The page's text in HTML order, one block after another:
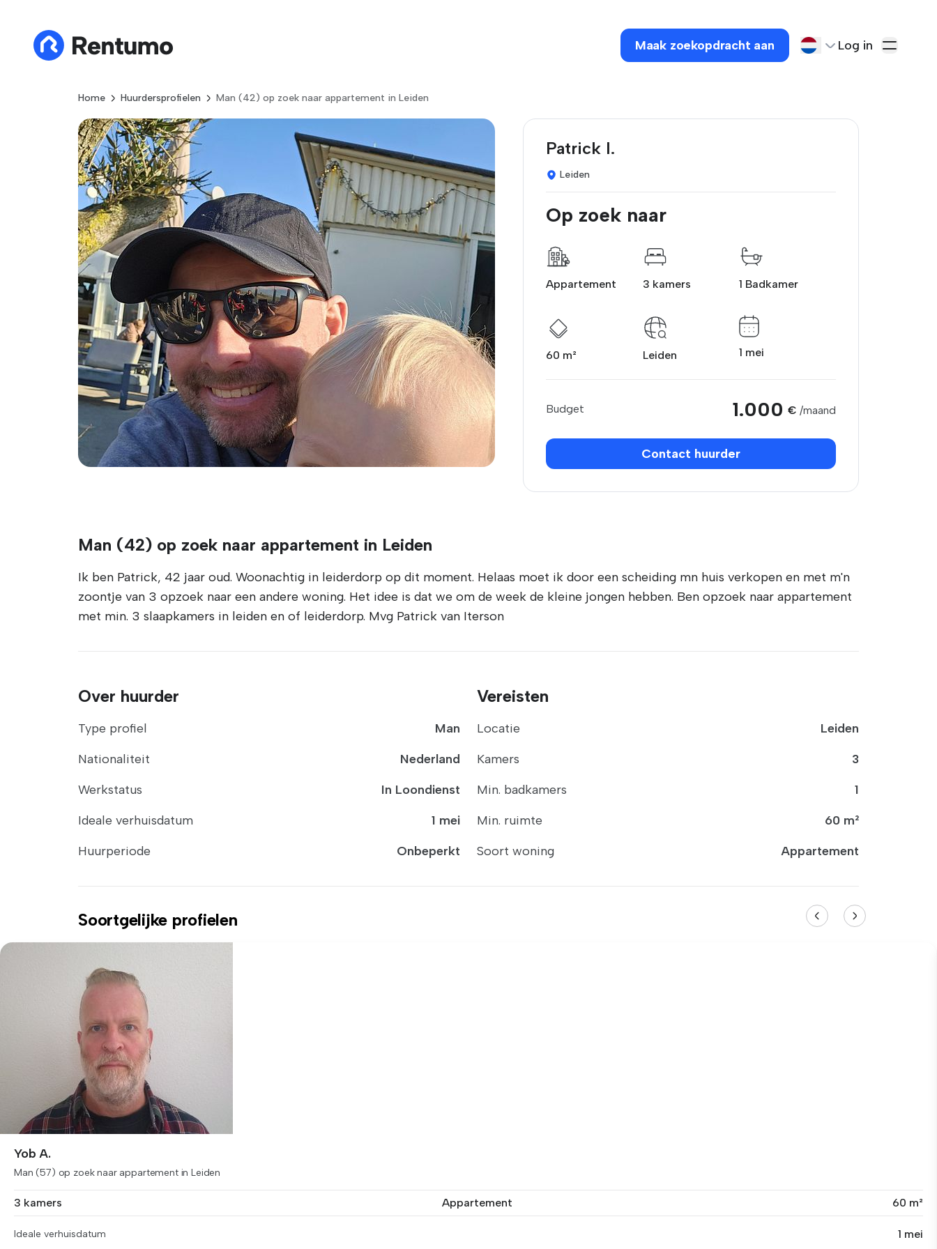
Maak zoekopdracht aan Log in
Home Huurdersprofielen Man (42) op zoek naar appartement in Leiden
Patrick I.
Leiden
Op zoek naar
Appartement 3 kamers 1 Badkamer
60 m² Leiden 1 mei
Budget 1.000 € /maand
Contact huurder
Man (42) op zoek naar appartement in Leiden
Ik ben Patrick, 42 jaar oud. Woonachtig in leiderdorp op dit moment. Helaas moet ik door een scheiding mn huis verkopen en met m'n
zoontje van 3 opzoek naar een andere woning. Het idee is dat we om de week de kleine jongen hebben. Ben opzoek naar appartement
met min. 3 slaapkamers in leiden en of leiderdorp. Mvg Patrick van Iterson
Over huurder
Type profiel
Man
Nationaliteit
Nederland
Werkstatus
In Loondienst
Ideale verhuisdatum
1 mei
Huurperiode
Onbeperkt
Vereisten
Locatie
Leiden
Kamers
3
Min. badkamers
1
Min. ruimte
60 m²
Soort woning
Appartement
Soortgelijke profielen
Yob A.
Man (57) op zoek naar appartement in Leiden
3 kamers Appartement 60 m²
Ideale verhuisdatum 1 mei